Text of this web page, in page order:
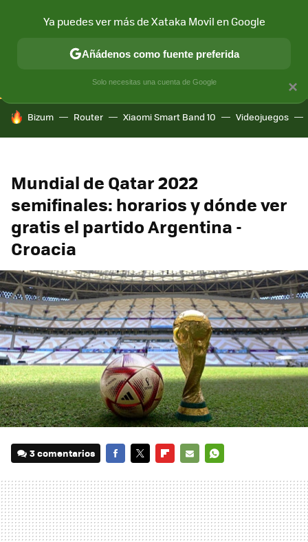
CONECTIVIDAD MÓVIL Y SOCIEDAD APLICACIONES
HOY SE HABLA DE
Bizum Router Xiaomi Smart Band 10 Videojuegos
Mundial de Qatar 2022
semifinales: horarios y dónde ver
gratis el partido Argentina -
Croacia
3 comentarios
MAIL
×
Ya puedes ver más de Xataka Movil en Google
Añádenos como fuente preferida
Solo necesitas una cuenta de Google